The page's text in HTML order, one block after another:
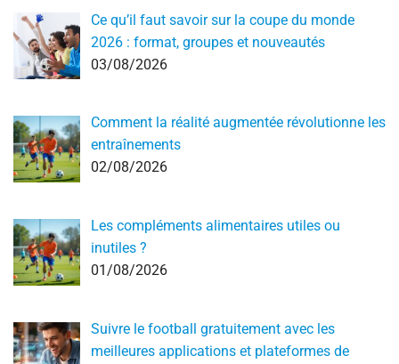
Ce qu’il faut savoir sur la coupe du monde
2026 : format, groupes et nouveautés
03/08/2026
Comment la réalité augmentée révolutionne les
entraînements
02/08/2026
Les compléments alimentaires utiles ou
inutiles ?
01/08/2026
Suivre le football gratuitement avec les
meilleures applications et plateformes de